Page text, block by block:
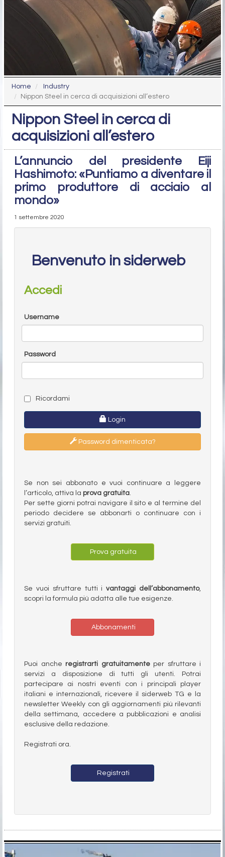
Home
Industry
Nippon Steel in cerca di acquisizioni all’estero
Nippon Steel in cerca di
acquisizioni all’estero
L’annuncio del presidente Eiji
Hashimoto: «Puntiamo a diventare il
primo produttore di acciaio al
mondo»
1 settembre 2020
Benvenuto in siderweb
Accedi
Username
Password
Ricordami
Login
Password dimenticata?
Se non sei abbonato e vuoi continuare a leggere
l’articolo, attiva la prova gratuita.
Per sette giorni potrai navigare il sito e al termine del
periodo decidere se abbonarti o continuare con i
servizi gratuiti.
Prova gratuita
Se vuoi sfruttare tutti ivantaggi dell’abbonamento,
scopri la formula più adatta alle tue esigenze.
Abbonamenti
Puoi anche registrarti gratuitamenteper sfruttare i
servizi a disposizione di tutti gli utenti. Potrai
partecipare ai nostri eventi con i principali player
italiani e internazionali, ricevere il siderweb TG e la
newsletter Weekly con gli aggiornamenti più rilevanti
della settimana, accedere a pubblicazioni e analisi
esclusive della redazione.
Registrati ora.
Registrati